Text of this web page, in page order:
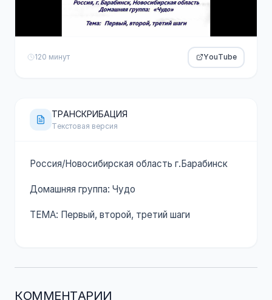
120 минут YouTube
ТРАНСКРИБАЦИЯ
Текстовая версия
Россия/Новосибирская область г.Барабинск
Домашняя группа: Чудо
ТЕМА: Первый, второй, третий шаги
КОММЕНТАРИИ